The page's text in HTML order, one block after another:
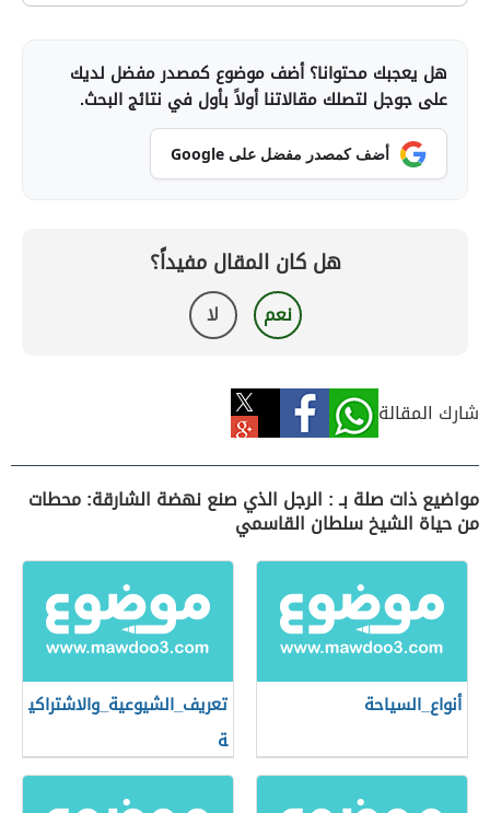
حصلت إمارة الشارقة على عدة ألقاب منها عاصمة الثقافة
وعاصمة السياحة العربية لسنة 2015، وعاصمة عالمية
للكتاب عام 2019.
هل يعجبك محتوانا؟ أضف موضوع كمصدر مفضل لديك
على جوجل لتصلك مقالاتنا أولاً بأول في نتائج البحث.
أضف كمصدر مفضل على Google
هل كان المقال مفيداً؟
نعم لا
شارك المقالة
مواضيع ذات صلة بـ : الرجل الذي صنع نهضة الشارقة: محطات
من حياة الشيخ سلطان القاسمي
أنواع_السياحة
تعريف_الشيوعية_والاشتراكي
ة